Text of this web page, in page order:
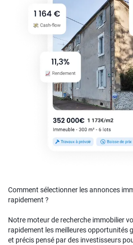
Comment sélectionner les annonces
rapidement ?
Notre moteur de recherche immobilier
rapidement les meilleures opportunités
et précis pensé par des investisseurs